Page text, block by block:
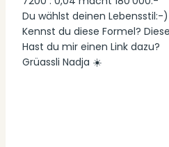
Du wählst deinen Lebensstil:-)
Kennst du diese Formel?
Hast du mir einen Link dazu?
Grüassli Nadja ☀️